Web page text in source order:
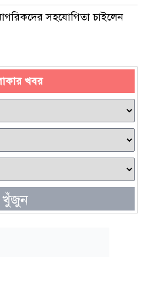
সহযোগিতা চাইলেন
খবর
খুঁজুন